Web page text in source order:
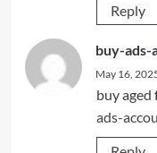
Reply
buy-ads-
May 16,
buy aged
ads-